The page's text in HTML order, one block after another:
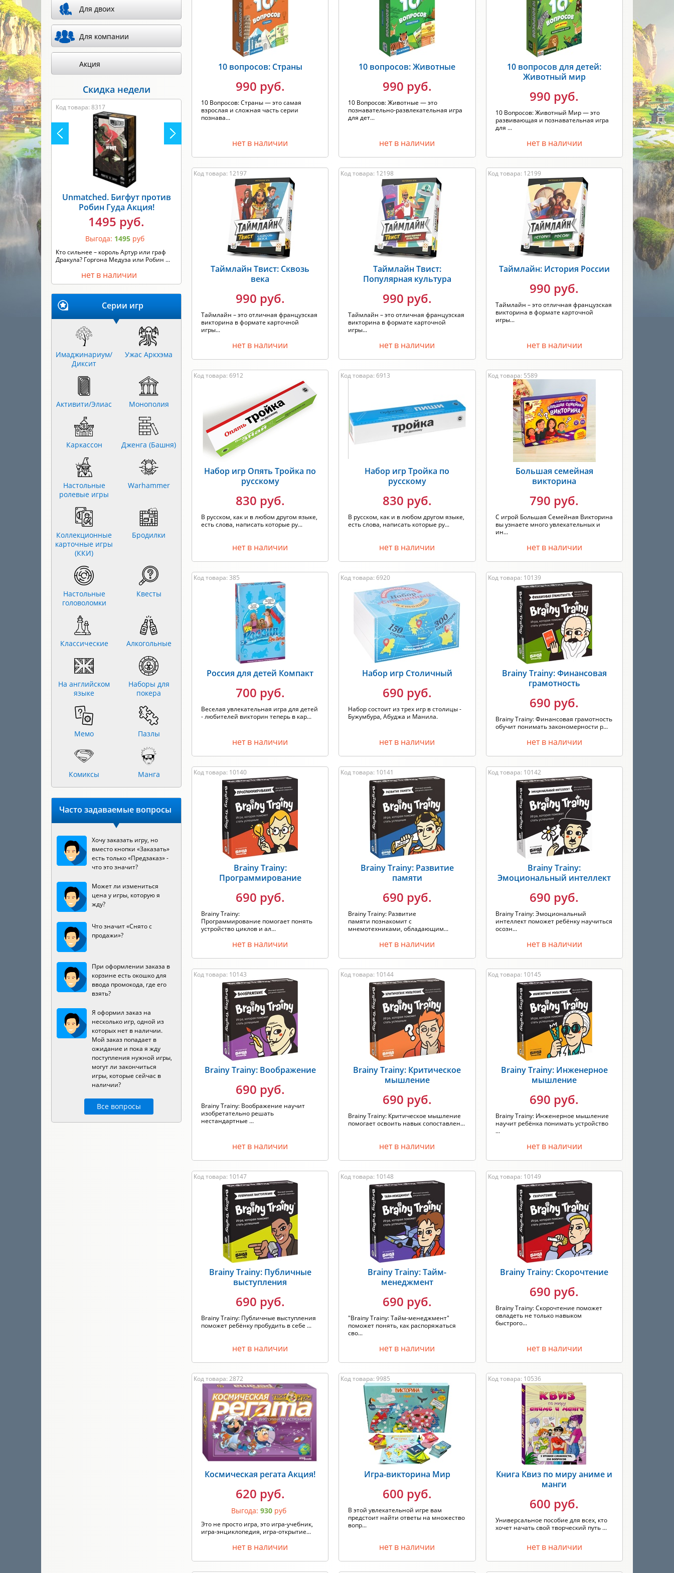
Хит продаж
Производитель: Любой ПРИМЕНИТЬ
10 вопросов: Страны
990 руб.
10 Вопросов: Страны — это самая
взрослая и сложная часть серии
познава...
нет в наличии
10 вопросов: Животные
990 руб.
10 Вопросов: Животные — это
познавательно-развлекательная игра
для дет...
нет в наличии
10 вопросов для детей:
Животный мир
990 руб.
10 Вопросов: Животный Мир — это
развивающая и познавательная игра
для ...
нет в наличии
Код товара: 12197
Таймлайн Твист: Сквозь
века
990 руб.
Таймлайн – это отличная французская
викторина в формате карточной
игры...
нет в наличии
Код товара: 12198
Таймлайн Твист:
Популярная культура
990 руб.
Таймлайн – это отличная французская
викторина в формате карточной
игры...
нет в наличии
Код товара: 12199
Таймлайн: История России
990 руб.
Таймлайн – это отличная французская
викторина в формате карточной
игры...
нет в наличии
Код товара: 6912
Набор игр Опять Тройка по
русскому
830 руб.
В русском, как и в любом другом языке,
есть слова, написать которые ру...
нет в наличии
Код товара: 6913
Набор игр Тройка по
русскому
830 руб.
В русском, как и в любом другом языке,
есть слова, написать которые ру...
нет в наличии
Код товара: 5589
Большая семейная
викторина
790 руб.
С игрой Большая Семейная Викторина
вы узнаете много увлекательных и
ин...
нет в наличии
Код товара: 385
Россия для детей Компакт
700 руб.
Веселая увлекательная игра для детей
- любителей викторин теперь в кар...
нет в наличии
Код товара: 6920
Набор игр Столичный
690 руб.
Набор состоит из трех игр в столицы -
Бужумбура, Абуджа и Манила.
нет в наличии
Код товара: 10139
Brainy Trainy: Финансовая
грамотность
690 руб.
Brainy Trainy: Финансовая грамотность
обучит понимать закономерности р...
нет в наличии
Код товара: 10140
Brainy Trainy:
Программирование
690 руб.
Brainy Trainy:
Программирование помогает понять
устройство циклов и ал...
нет в наличии
Код товара: 10141
Brainy Trainy: Развитие
памяти
690 руб.
Brainy Trainy: Развитие
памяти познакомит с
мнемотехниками, обладающим...
нет в наличии
Код товара: 10142
Brainy Trainy:
Эмоциональный интеллект
690 руб.
Brainy Trainy: Эмоциональный
интеллект поможет ребёнку научиться
осозн...
нет в наличии
Код товара: 10143
Brainy Trainy: Воображение
690 руб.
Brainy Trainy: Воображение научит
изобретательно решать
нестандартные ...
нет в наличии
Код товара: 10144
Brainy Trainy: Критическое
мышление
690 руб.
Brainy Trainy: Критическое мышление
помогает освоить навык сопоставлен...
нет в наличии
Код товара: 10145
Brainy Trainy: Инженерное
мышление
690 руб.
Brainy Trainy: Инженерное мышление
научит ребёнка понимать устройство
...
нет в наличии
Код товара: 10147
Brainy Trainy: Публичные
выступления
690 руб.
Brainy Trainy: Публичные выступления
поможет ребёнку пробудить в себе ...
нет в наличии
Код товара: 10148
Brainy Trainy: Тайм-
менеджмент
690 руб.
"Brainy Trainy: Тайм-менеджмент"
поможет понять, как распоряжаться
сво...
нет в наличии
Код товара: 10149
Brainy Trainy: Скорочтение
690 руб.
Brainy Trainy: Скорочтение поможет
овладеть не только навыком
быстрого...
нет в наличии
Код товара: 2872
Космическая регата Акция!
620 руб.
Выгода: 930руб
Это не просто игра, это игра-учебник,
игра-энциклопедия, игра-открытие...
нет в наличии
Код товара: 9985
Игра-викторина Мир
600 руб.
В этой увлекательной игре вам
предстоит найти ответы на множество
вопр...
нет в наличии
Код товара: 10536
Книга Квиз по миру аниме и
манги
600 руб.
Универсальное пособие для всех, кто
хочет начать свой творческий путь ...
нет в наличии
Для двоих
Для компании
Акция
Скидка недели
Код товара: 8317
Unmatched. Бигфут против
Робин Гуда Акция!
1495 руб.
Выгода: 1495 руб
Кто сильнее – король Артур или граф
Дракула? Горгона Медуза или Робин ...
нет в наличии
Серии игр
Имаджинариум/
Диксит
Ужас Аркхэма
Активити/Элиас Монополия
Каркассон Дженга (Башня)
Настольные
ролевые игры
Warhammer
Коллекционные
карточные игры
(ККИ)
Бродилки
Настольные
головоломки
Квесты
Классические Алкогольные
На английском
языке
Наборы для
покера
Мемо Пазлы
Комиксы Манга
Часто задаваемые вопросы
Хочу заказать игру, но
вместо кнопки «Заказать»
есть только «Предзаказ» -
что это значит?
Может ли измениться
цена у игры, которую я
жду?
Что значит «Снято с
продажи»?
При оформлении заказа в
корзине есть окошко для
ввода промокода, где его
взять?
Я оформил заказ на
несколько игр, одной из
которых нет в наличии.
Мой заказ попадает в
ожидание и пока я жду
поступления нужной игры,
могут ли закончиться
игры, которые сейчас в
наличии?
Все вопросы